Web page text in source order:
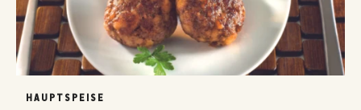
HAUPTSPEISE